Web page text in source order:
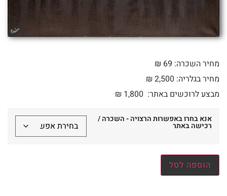
מחיר השכרה: 69 ₪
מחיר בגלריה: 2,500 ₪
מבצע לרוכשים באתר:
₪ 1,800
אנא בחרו באפשרות הרצויה - השכרה /
רכישה באתר
הוספה לסל